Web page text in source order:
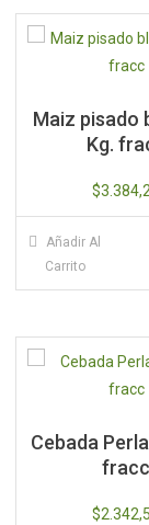
Maiz pisado
Kg.
$
Añadir Al
Carrito
Cebada
fracc
$